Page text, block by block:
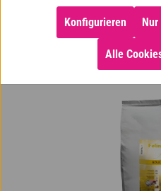
Bildergalerie überspringen
Konfigurieren
Alle